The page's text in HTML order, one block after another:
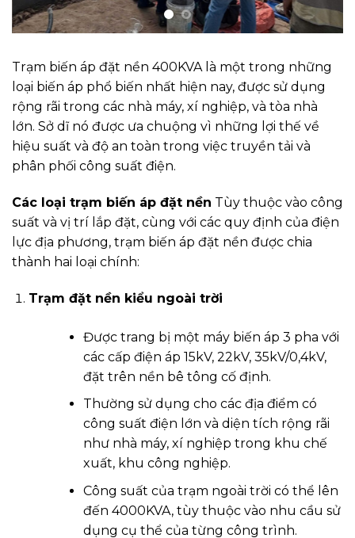
Trạm biến áp đặt nền 400KVA là một trong những
loại biến áp phổ biến nhất hiện nay, được sử dụng
rộng rãi trong các nhà máy, xí nghiệp, và tòa nhà
lớn. Sở dĩ nó được ưa chuộng vì những lợi thế về
hiệu suất và độ an toàn trong việc truyền tải và
phân phối công suất điện.
Các loại trạm biến áp đặt nền Tùy thuộc vào công
suất và vị trí lắp đặt, cùng với các quy định của điện
lực địa phương, trạm biến áp đặt nền được chia
thành hai loại chính:
Trạm đặt nền kiểu ngoài trời
Được trang bị một máy biến áp 3 pha với
các cấp điện áp 15kV, 22kV, 35kV/0,4kV,
đặt trên nền bê tông cố định.
Thường sử dụng cho các địa điểm có
công suất điện lớn và diện tích rộng rãi
như nhà máy, xí nghiệp trong khu chế
xuất, khu công nghiệp.
Công suất của trạm ngoài trời có thể lên
đến 4000KVA, tùy thuộc vào nhu cầu sử
dụng cụ thể của từng công trình.